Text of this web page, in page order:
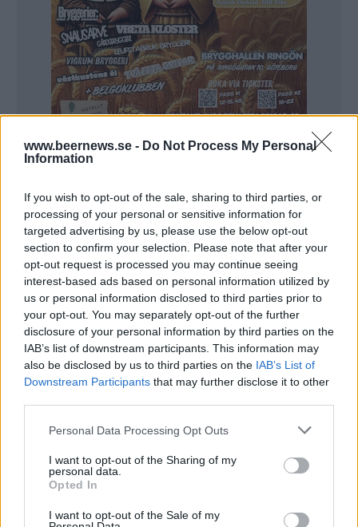
www.beernews.se - Do Not Process My Personal
Information
If you wish to opt-out of the sale, sharing to third parties, or
processing of your personal or sensitive information for
targeted advertising by us, please use the below opt-out
section to confirm your selection. Please note that after your
opt-out request is processed you may continue seeing
interest-based ads based on personal information utilized by
us or personal information disclosed to third parties prior to
your opt-out. You may separately opt-out of the further
disclosure of your personal information by third parties on the
IAB’s list of downstream participants. This information may
also be disclosed by us to third parties on the IAB’s List of
Downstream Participants that may further disclose it to other
Personal Data Processing Opt Outs
I want to opt-out of the Sharing of my
personal data.
Opted In
I want to opt-out of the Sale of my
– För att vi ska nå klimatmålen i Agenda 2030 måste
Dryckesbranschens Klimatinitiativ har vi hittat en
bra form för detta. Här är vi inte konkurrenter utan
bara goda branschkollegor som jobbar tillsammans
och inspireras av varandra för att minska vårt
klimatavtryck, säger Anna-Karin Fondberg, vd
Sveriges Bryggerier.
Rapporten visar att 99 procent av
energianvändningen hos de deltagande företagen är
fossilfri. I stället är det förpackningar som är det
stora problemet. 77 procent av branschens
klimatpåverkan kommer därifrån. Transporter står
planen att branschen tillsammans ska jobba vidare
med frågorna för att nå bättre resultat. Framför allt
när de gäller transporter har det skett en positiv